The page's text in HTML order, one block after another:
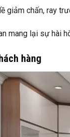
giảm chấn, ray
mang lại sự hài
hàng